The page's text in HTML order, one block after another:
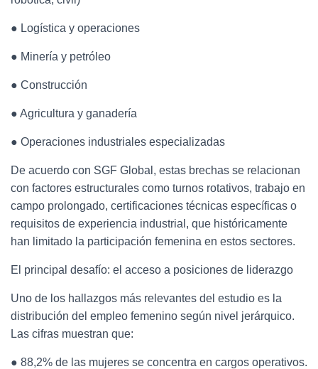
● Logística y operaciones
● Minería y petróleo
● Construcción
● Agricultura y ganadería
● Operaciones industriales especializadas
De acuerdo con SGF Global, estas brechas se relacionan
con factores estructurales como turnos rotativos, trabajo en
campo prolongado, certificaciones técnicas específicas o
requisitos de experiencia industrial, que históricamente
han limitado la participación femenina en estos sectores.
El principal desafío: el acceso a posiciones de liderazgo
Uno de los hallazgos más relevantes del estudio es la
distribución del empleo femenino según nivel jerárquico.
Las cifras muestran que:
● 88,2% de las mujeres se concentra en cargos operativos.